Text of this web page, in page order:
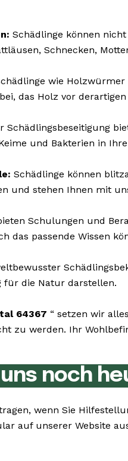
Schädlinge können
Schnecken,
wie
das Holz vor
Schädlingsbeseitigung
und Bakterien in
Schädlinge können
und stehen Ihnen mit
Schulungen und
das passende Wissen
für die Natur darstellen.
64367 “ setzen wir
zu werden. Ihr
noch
wenn Sie
auf unserer Website